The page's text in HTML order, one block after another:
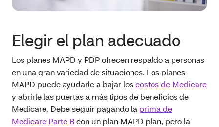
Elegir el plan adecuado
Los planes MAPD y PDP ofrecen respaldo a personas
en una gran variedad de situaciones. Los planes
MAPD puede ayudarle a bajar loscostos de Medicare
y abrirle las puertas a más tipos de beneficios de
Medicare. Debe seguir pagando la prima de
Medicare Parte Bcon un plan MAPD plan, pero la